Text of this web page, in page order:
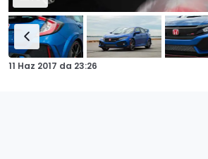
11 Haz 2017 da 23:26